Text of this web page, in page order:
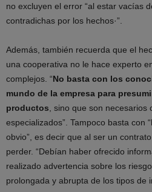
no excluyen el error “al estar vacías
contradichas por los hechos·”.
Además, también recuerda que el
una cooperativa no le hace experto
complejos. “No basta con los
mundo de la empresa para
productos , sino que son necesarios
especializados”. Tampoco basta con
obvio”, es decir que al ser un
perder. “Debían haber ofrecido
realizado advertencia sobre los
prolongada y abrupta de los tipos de